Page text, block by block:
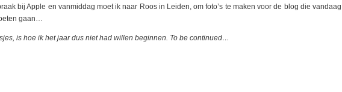
bij Apple en vanmiddag moet ik naar Roos in Leiden, om foto’s te maken voor de blog die vandaag
gaan…
is hoe ik het jaar dus niet had willen beginnen. To be continued…